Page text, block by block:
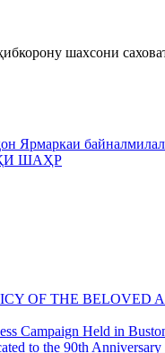
шахсони
Ярмаркаи
ШАҲР
OF THE
Campaign Held in
to the 90th Anniversary